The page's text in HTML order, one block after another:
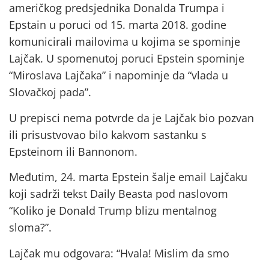
američkog predsjednika Donalda Trumpa i
Epstain u poruci od 15. marta 2018. godine
komunicirali mailovima u kojima se spominje
Lajčak. U spomenutoj poruci Epstein spominje
“Miroslava Lajčaka” i napominje da “vlada u
Slovačkoj pada”.
U prepisci nema potvrde da je Lajčak bio pozvan
ili prisustvovao bilo kakvom sastanku s
Epsteinom ili Bannonom.
Međutim, 24. marta Epstein šalje email Lajčaku
koji sadrži tekst Daily Beasta pod naslovom
“Koliko je Donald Trump blizu mentalnog
sloma?”.
Lajčak mu odgovara: “Hvala! Mislim da smo